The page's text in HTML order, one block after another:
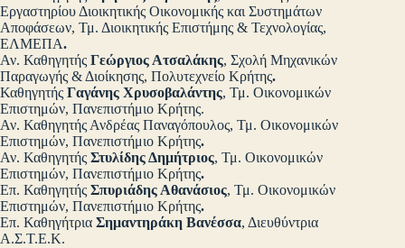
Εργαστηρίου Διοικητικής Οικονομικής και Συστημάτων
Αποφάσεων, Τμ. Διοικητικής Επιστήμης & Τεχνολογίας,
ΕΛΜΕΠΑ.
Αν. Καθηγητής Γεώργιος Ατσαλάκης, Σχολή Μηχανικών
Παραγωγής & Διοίκησης, Πολυτεχνείο Κρήτης.
Καθηγητής Γαγάνης Χρυσοβαλάντης, Τμ. Οικονομικών
Επιστημών, Πανεπιστήμιο Κρήτης.
Αν. Καθηγητής Ανδρέας Παναγόπουλος, Τμ. Οικονομικών
Επιστημών, Πανεπιστήμιο Κρήτης.
Αν. Καθηγητής Στυλίδης Δημήτριος, Τμ. Οικονομικών
Επιστημών, Πανεπιστήμιο Κρήτης.
Επ. Καθηγητής Σπυριάδης Αθανάσιος, Τμ. Οικονομικών
Επιστημών, Πανεπιστήμιο Κρήτης.
Επ. Καθηγήτρια Σημαντηράκη Βανέσσα, Διευθύντρια
Α.Σ.Τ.Ε.Κ.